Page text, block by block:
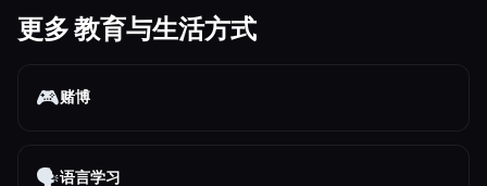
更多 教育与生活方式
🎮赌博
🗣️语言学习